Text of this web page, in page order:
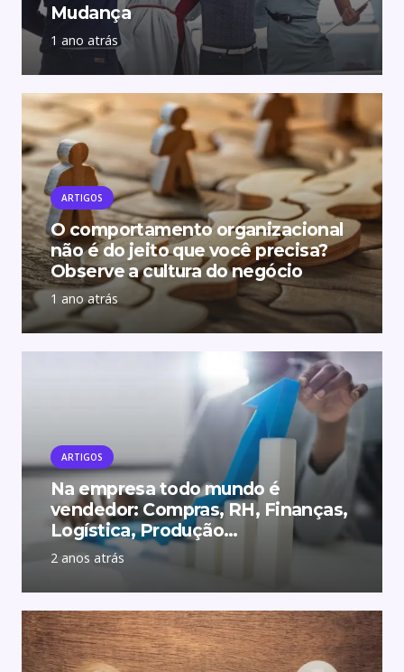
Mudança
1 ano atrás
ARTIGOS
O comportamento organizacional
não é do jeito que você precisa?
Observe a cultura do negócio
1 ano atrás
ARTIGOS
Na empresa todo mundo é
vendedor: Compras, RH, Finanças,
Logística, Produção…
2 anos atrás